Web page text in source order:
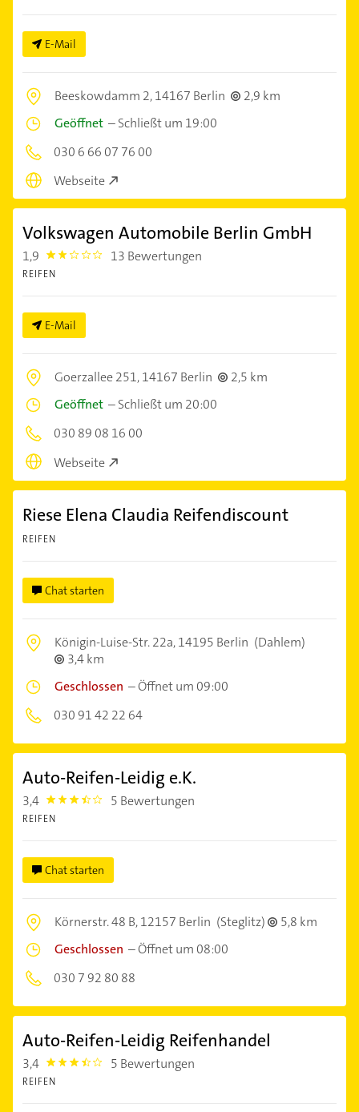
E-Mail
Beeskowdamm 2,14167 Berlin
2,9 km
Geöffnet –Schließt um 19:00
030 6 66 07 76 00
Webseite
Volkswagen Automobile Berlin GmbH
1,9 1.9 13 Bewertungen
REIFEN
E-Mail
Goerzallee 251,14167 Berlin
2,5 km
Geöffnet –Schließt um 20:00
030 89 08 16 00
Webseite
Riese Elena Claudia Reifendiscount
REIFEN
Chat starten
Königin-Luise-Str. 22a,14195 Berlin (Dahlem)
3,4 km
Geschlossen –Öffnet um 09:00
030 91 42 22 64
Auto-Reifen-Leidig e.K.
3,4 3.4 5 Bewertungen
REIFEN
Chat starten
Körnerstr. 48 B,12157 Berlin (Steglitz)
5,8 km
Geschlossen –Öffnet um 08:00
030 7 92 80 88
Auto-Reifen-Leidig Reifenhandel
3,4 3.4 5 Bewertungen
REIFEN